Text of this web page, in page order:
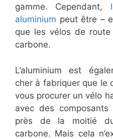
gamme. Cependant,
aluminium peut être –
que les vélos de route
carbone.
L’aluminium est
cher à fabriquer que le
vous procurer un vélo
avec des
près de la moitié
carbone. Mais cela